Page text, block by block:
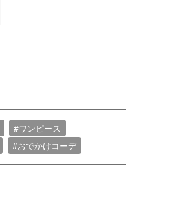
#ワンピース
#おでかけコーデ